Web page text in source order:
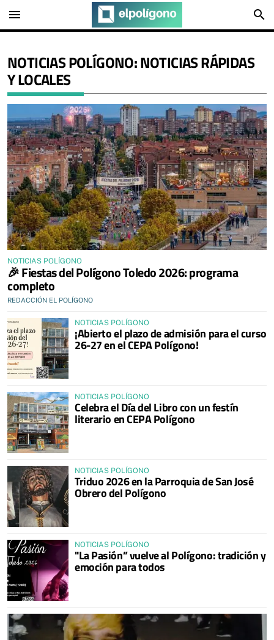
menu search
NOTICIAS POLÍGONO: NOTICIAS RÁPIDAS
Y LOCALES
NOTICIAS POLÍGONO
🎉 Fiestas del Polígono Toledo 2026: programa
completo
REDACCIÓN EL POLÍGONO
NOTICIAS POLÍGONO
¡Abierto el plazo de admisión para el curso
26-27 en el CEPA Polígono!
NOTICIAS POLÍGONO
Celebra el Día del Libro con un festín
literario en CEPA Polígono
NOTICIAS POLÍGONO
Triduo 2026 en la Parroquia de San José
Obrero del Polígono
NOTICIAS POLÍGONO
"La Pasión” vuelve al Polígono: tradición y
emoción para todos